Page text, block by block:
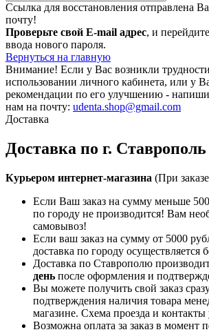
Ссылка для восстановления отправлена
почту!
Проверьте свой E-mail адрес, и
ввода нового пароля.
Вернуться на главную
Внимание! Если у Вас возникли
использовании личного кабинета, или у
рекомендации по его улучшению -
нам на почту: udenta.shop@gmail.com
Доставка
Доставка по г. Ставрополь
Курьером интернет-магазина (При
Если Ваш заказ на сумму меньше
по городу не производится! Вам
самовывоз!
Если ваш заказ на сумму от 5000
доставка по городу осуществляется
Доставка по Ставрополю
день после оформления и
Вы можете получить свой заказ
подтверждения наличия товара
магазине. Схема проезда и
Возможна оплата за заказ в момент